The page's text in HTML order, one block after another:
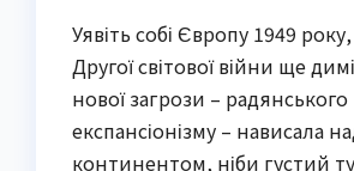
Уявіть собі Європу 1949
Другої світової війни ще
нової загрози – радянського
експансіонізму – нависала
континентом, ніби густий